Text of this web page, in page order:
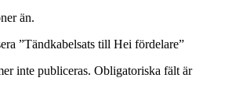
än.
”Tändkabelsats till Hei fördelare”
inte publiceras. Obligatoriska fält är